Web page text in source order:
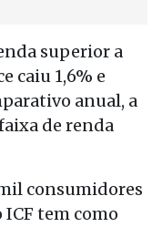
superior a
caiu 1,6% e
anual, a
de renda
consumidores
tem como